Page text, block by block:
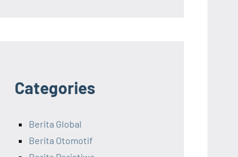
Categories
Berita Global
Berita Otomotif